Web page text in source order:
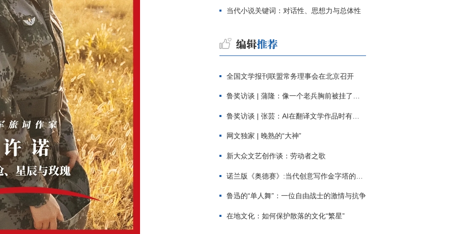
当代小说关键词：对话性、思想力与总体性
全国文学报刊联盟常务理事会在北京召开
鲁奖访谈 | 蒲隆：像一个老兵胸前被挂了一枚“红色英勇勋章”
鲁奖访谈 | 张芸：AI在翻译文学作品时有明显局限
网文独家 | 晚熟的“大神”
新大众文艺创作谈：劳动者之歌
诺兰版《奥德赛》:当代创意写作金字塔的宏伟与平庸
鲁迅的“单人舞”：一位自由战士的激情与抗争
在地文化：如何保护散落的文化“繁星”